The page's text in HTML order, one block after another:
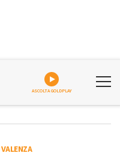
ASCOLTA GOLDPLAY
VALENZA